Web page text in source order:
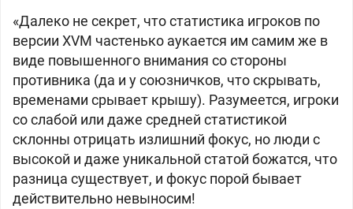
«Далеко не секрет, что статистика игроков по
версии XVM частенько аукается им самим же в
виде повышенного внимания со стороны
противника (да и у союзничков, что скрывать,
временами срывает крышу). Разумеется, игроки
со слабой или даже средней статистикой
склонны отрицать излишний фокус, но люди с
высокой и даже уникальной статой божатся, что
разница существует, и фокус порой бывает
действительно невыносим!